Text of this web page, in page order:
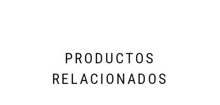
PRODUCTOS
RELACIONADOS